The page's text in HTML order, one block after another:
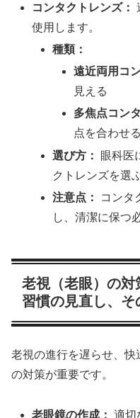
コンタクトレンズ：
使用します。
種類：
遠近両用コ
見える
多焦点コン
点を合わせ
選び方：
眼科医
クトレンズを選
注意点：
コンタ
し、清潔に保つ
老視（老眼）の
習慣の見直し、そ
老視の進行を遅らせ、
の対策が重要です。
老眼鏡の作成： 適切